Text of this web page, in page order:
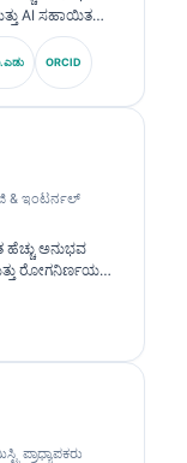
AI ಸಹಾಯಿತ
ಬೋರ್ಡ್-ಪ್ರಮಾಣಿತ
Kantesti AI
Officer)
ವಿಷಯಗಳಲ್ಲಿ
ORCID
& ಇಂಟರ್ನಲ್
ಅನುಭವ
ರೋಗನಿರ್ಣಯ
ಪ್ರಮಾಣಿತ ಕ್ಲಿನಿಕಲ್